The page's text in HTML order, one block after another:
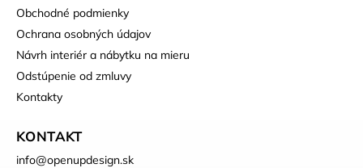
Obchodné podmienky
Ochrana osobných údajov
Návrh interiér a nábytku na mieru
Odstúpenie od zmluvy
Kontakty
KONTAKT
info@openupdesign.sk